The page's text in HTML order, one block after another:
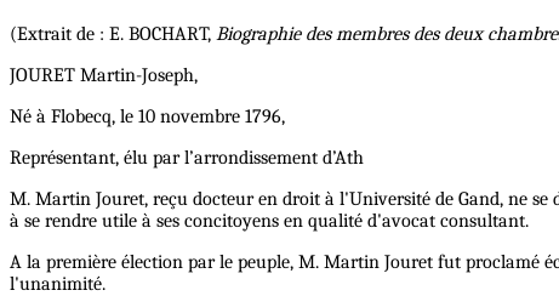
(Extrait de : E. BOCHART, Biographie des membres des deux
JOURET Martin-Joseph,
Né à Flobecq, le 10 novembre 1796,
Représentant, élu par l’arrondissement d’Ath
M. Martin Jouret, reçu docteur en droit à l'Université de Gand, ne
à se rendre utile à ses concitoyens en qualité d'avocat consultant.
A la première élection par le peuple, M. Martin Jouret fut proclamé
l'unanimité.